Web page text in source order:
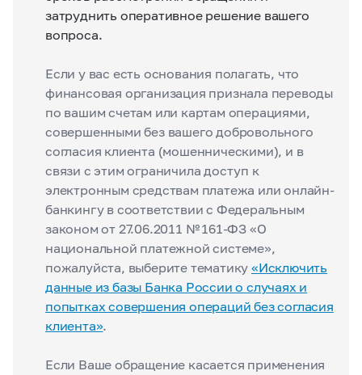
затруднить оперативное решение вашего
вопроса.
Если у вас есть основания полагать, что
финансовая организация признала переводы
по вашим счетам или картам операциями,
совершенными без вашего добровольного
согласия клиента (мошенническими), и в
связи с этим ограничила доступ к
электронным средствам платежа или онлайн-
банкингу в соответствии с Федеральным
законом от 27.06.2011 № 161-ФЗ «О
национальной платежной системе»,
пожалуйста, выберите тематику«Исключить
данные из базы Банка России о случаях и
попытках совершения операций без согласия
клиента».
Если Ваше обращение касается применения